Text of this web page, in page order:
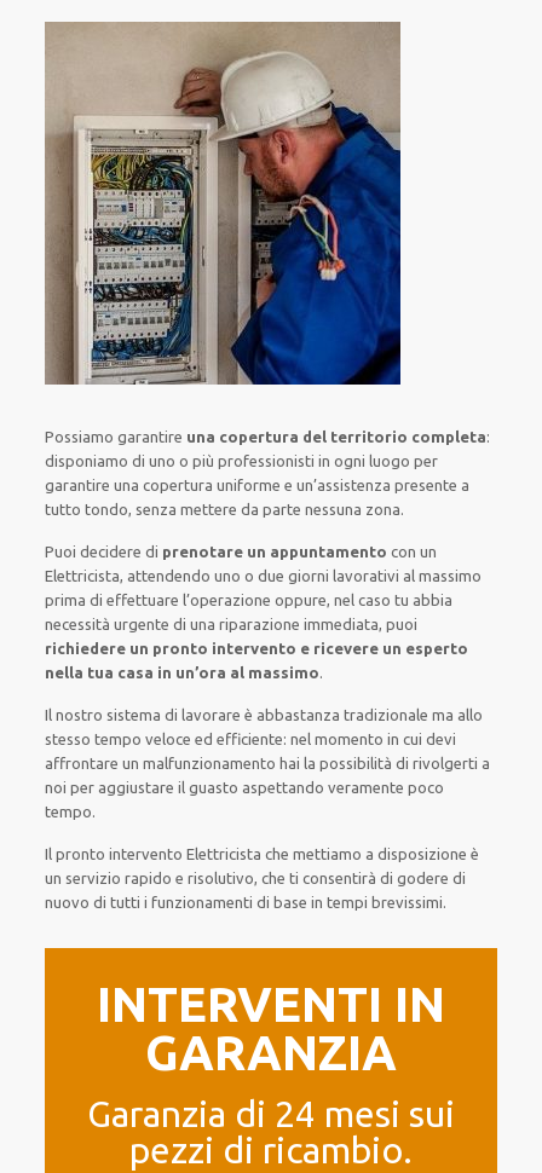
Possiamo garantire una copertura del territorio completa:
disponiamo di uno o piùprofessionisti in ogni luogo per
garantire una coperturauniforme e un’assistenza presente a
tutto tondo, senzamettere da partenessuna zona.
Puoi decidere di prenotare un appuntamento con un
Elettricista, attendendouno o due giorni lavorativi al massimo
prima dieffettuare l’operazione oppure, nel caso tu abbia
necessità urgente di una riparazione immediata, puoi
richiedere un pronto intervento e ricevere un esperto
nella tua casa in un’ora al massimo.
Il nostro sistema di lavorare è abbastanza tradizionale ma allo
stesso tempo veloce ed efficiente: nel momento in cuidevi
affrontareun malfunzionamento hai la possibilità di rivolgerti a
noi per aggiustare ilguasto aspettando veramente poco
tempo.
Il pronto intervento Elettricistache mettiamo a disposizione è
un servizio rapido e risolutivo, che ticonsentirà di godere di
nuovodi tutti i funzionamenti di base in tempi brevissimi.
INTERVENTI IN
GARANZIA
Garanzia di 24 mesi sui
pezzi di ricambio.